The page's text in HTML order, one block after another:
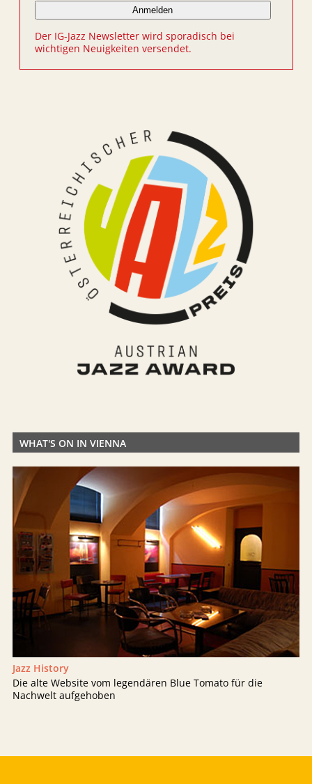
Der IG-Jazz Newsletter wird sporadisch bei
wichtigen Neuigkeiten versendet.
WHAT'S ON IN VIENNA
Jazz History
Die alte Website vom legendären Blue Tomato für die
Nachwelt aufgehoben